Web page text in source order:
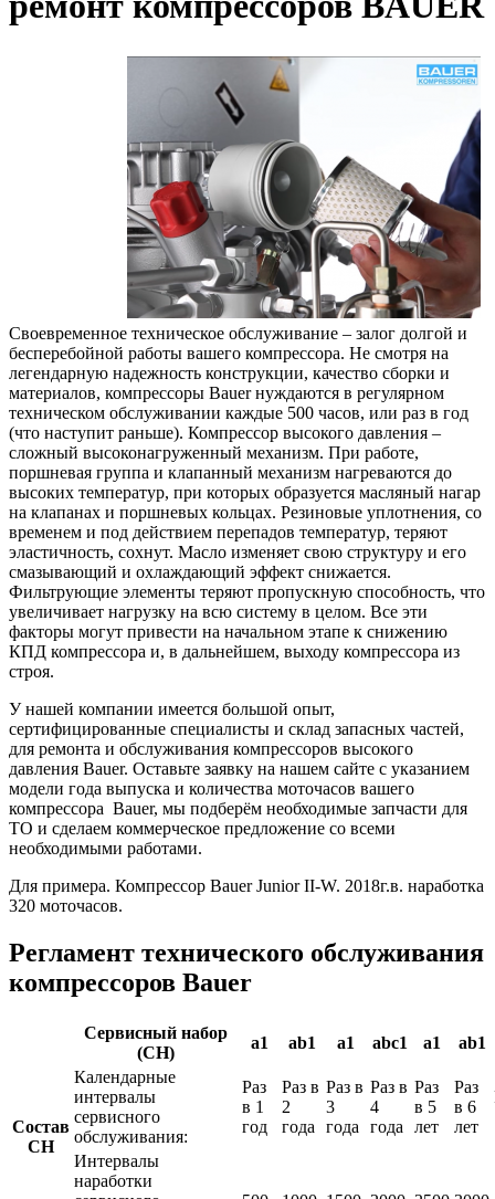
Своевременное техническое обслуживание – залог долгой и
бесперебойной работы вашего компрессора. Не смотря на
легендарную надежность конструкции, качество сборки и
материалов, компрессоры Bauer нуждаются в регулярном
техническом обслуживании каждые 500 часов, или раз в год
(что наступит раньше). Компрессор высокого давления –
сложный высоконагруженный механизм. При работе,
поршневая группа и клапанный механизм нагреваются до
высоких температур, при которых образуется масляный нагар
на клапанах и поршневых кольцах. Резиновые уплотнения, со
временем и под действием перепадов температур, теряют
эластичность, сохнут. Масло изменяет свою структуру и его
смазывающий и охлаждающий эффект снижается.
Фильтрующие элементы теряют пропускную способность, что
увеличивает нагрузку на всю систему в целом. Все эти
факторы могут привести на начальном этапе к снижению
КПД компрессора и, в дальнейшем, выходу компрессора из
строя.
У нашей компании имеется большой опыт,
сертифицированные специалисты и склад запасных частей,
для ремонта и обслуживания компрессоров высокого
давления Bauer. Оставьте заявку на нашем сайте с указанием
модели года выпуска и количества моточасов вашего
компрессора Bauer, мы подберём необходимые запчасти для
ТО и сделаем коммерческое предложение со всеми
необходимыми работами.
Для примера. Компрессор Bauer Junior II-W. 2018г.в. наработка
320 моточасов.
Регламент технического обслуживания
компрессоров Bauer
Состав
СН
Сервисный набор
(СН)
a1 ab1 a1 abc1 a1
ab1
Календарные
интервалы
сервисного
обслуживания:
Раз
в 1
год
Раз в
2
года
Раз в
3
года
Раз в
4
года
Раз
в 5
лет
Раз
в 6
лет
Интервалы
наработки